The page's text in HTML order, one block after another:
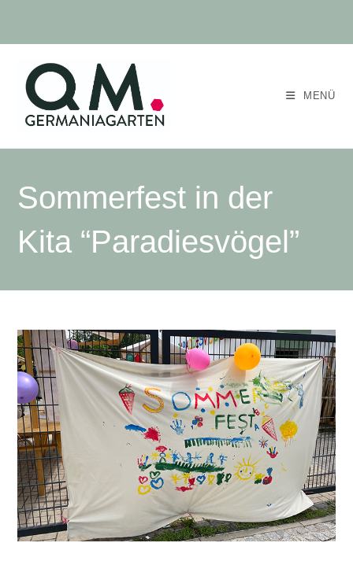
MENÜ
Sommerfest in der
Kita “Paradiesvögel”